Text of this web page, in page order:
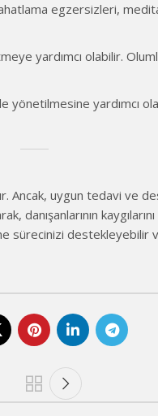
egzersizleri,
yardımcı olabilir.
yönetilmesine
Ancak, uygun tedavi ve
sürecinizi destekleyebilir